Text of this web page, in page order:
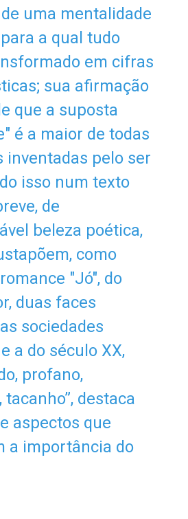
uma mentalidade
a qual tudo
em cifras
sua afirmação
que a suposta
é a maior de todas
inventadas pelo ser
isso num texto
de
beleza poética,
como
"Jó", do
duas faces
sociedades
a do século XX,
profano,
destaca
aspectos que
a importância do